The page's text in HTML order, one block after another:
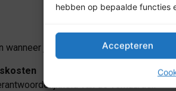
hebben op bepaalde functies
Accepteren
wanneer je een koopwoning hebt.
van de verhuurder.